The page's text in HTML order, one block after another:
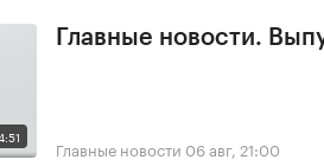
Главные новости.
Главные новости 06 авг, 21:00